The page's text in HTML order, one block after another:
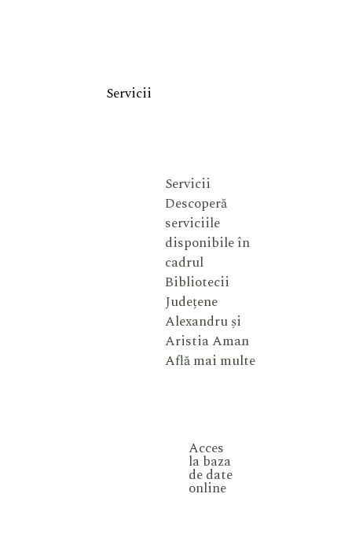
Servicii
Servicii
Descoperă
serviciile
disponibile în
cadrul
Bibliotecii
Județene
Alexandru și
Aristia Aman
Află mai multe
Acces
la baza
de date
online